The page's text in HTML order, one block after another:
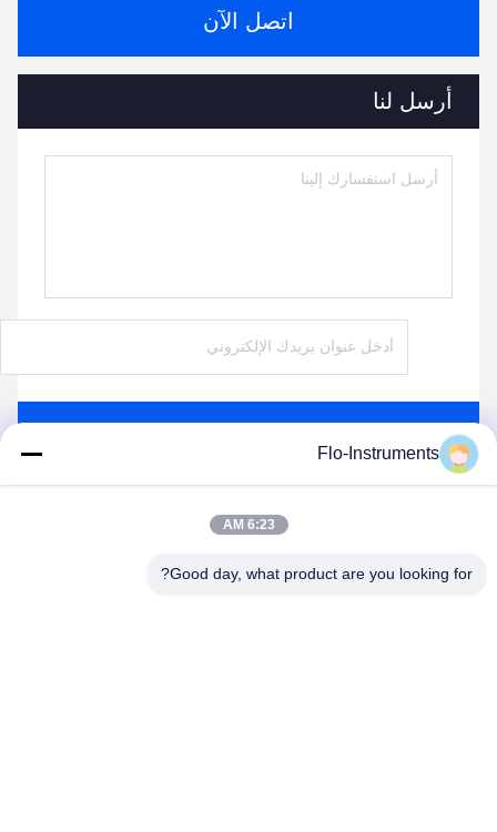
اتصل الآن
أرسل لنا
Flo-Instruments
6:23 AM
Good day, what product are you looking for?